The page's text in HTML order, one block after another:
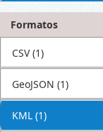
Formatos
CSV (1)
GeoJSON (1)
KML (1)